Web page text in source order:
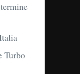
Turbo